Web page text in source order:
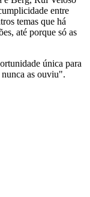
entre
temas que há
até porque só as
única para
as ouviu".